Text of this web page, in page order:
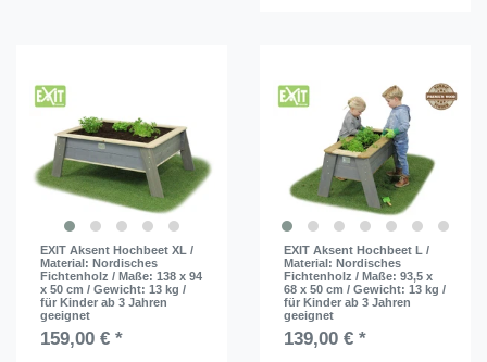
EXIT Aksent Hochbeet XL /
Material: Nordisches
Fichtenholz / Maße: 138 x 94
x 50 cm / Gewicht: 13 kg /
für Kinder ab 3 Jahren
geeignet
159,00 € *
EXIT Aksent Hochbeet L /
Material: Nordisches
Fichtenholz / Maße: 93,5 x
68 x 50 cm / Gewicht: 13 kg /
für Kinder ab 3 Jahren
geeignet
139,00 € *